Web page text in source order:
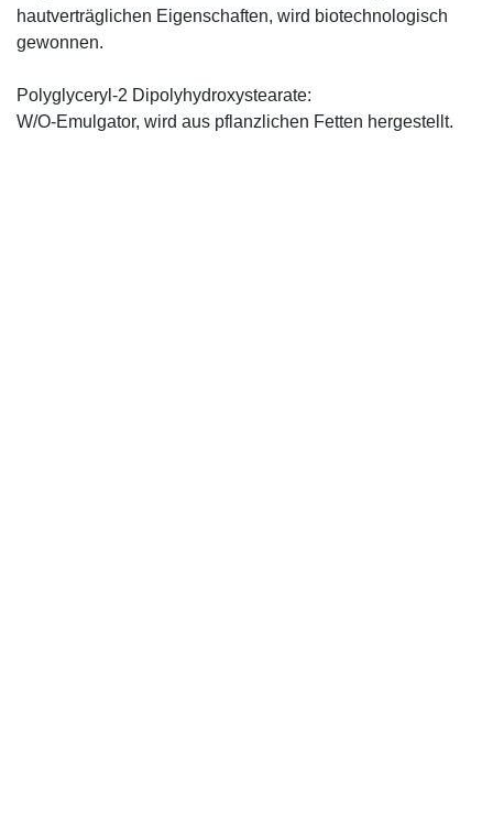
hautverträglichen Eigenschaften, wird biotechnologisch
gewonnen.
Polyglyceryl-2 Dipolyhydroxystearate:
W/O-Emulgator, wird aus pflanzlichen Fetten hergestellt.